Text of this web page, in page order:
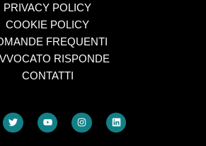
PRIVACY POLICY
COOKIE POLICY
FREQUENTI
RISPONDE
CONTATTI